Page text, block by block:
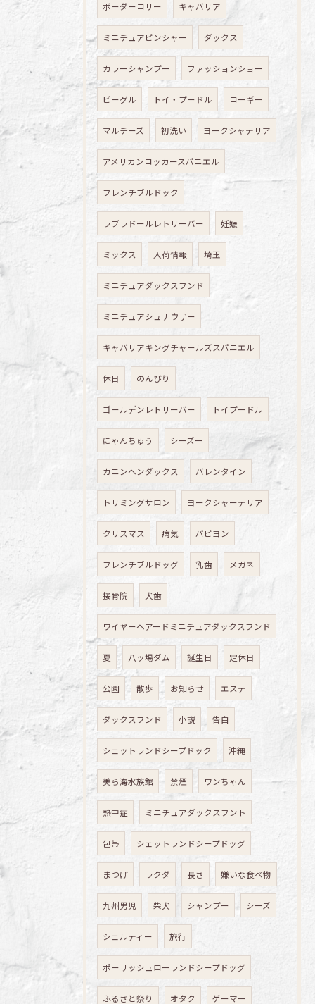
ボーダーコリー キャバリア
ミニチュアピンシャー ダックス
カラーシャンプー ファッションショー
ビーグル トイ・プードル コーギー
マルチーズ 初洗い ヨークシャテリア
アメリカンコッカースパニエル
フレンチブルドック
ラブラドールレトリーバー 妊娠
ミックス 入荷情報 埼玉
ミニチュアダックスフンド
ミニチュアシュナウザー
キャバリアキングチャールズスパニエル
休日 のんびり
ゴールデンレトリーバー トイプードル
にゃんちゅう シーズー
カニンヘンダックス バレンタイン
トリミングサロン ヨークシャーテリア
クリスマス 病気 パピヨン
フレンチブルドッグ 乳歯 メガネ
接骨院 犬歯
ワイヤーヘアードミニチュアダックスフンド
夏 八ッ場ダム 誕生日 定休日
公園 散歩 お知らせ エステ
ダックスフンド 小説 告白
シェットランドシープドック 沖縄
美ら海水族館 禁煙 ワンちゃん
熱中症 ミニチュアダックスフント
包帯 シェットランドシープドッグ
まつげ ラクダ 長さ 嫌いな食べ物
九州男児 柴犬 シャンプー シーズ
シェルティー 旅行
ポーリッシュローランドシープドッグ
ふるさと祭り オタク ゲーマー